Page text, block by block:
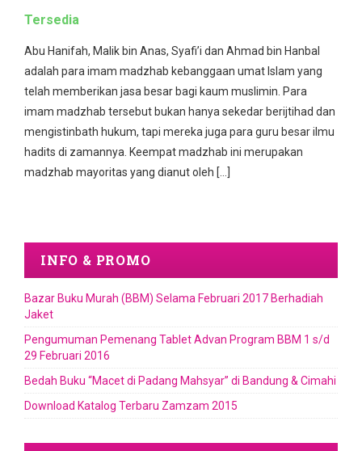
Tersedia
Abu Hanifah, Malik bin Anas, Syafi’i dan Ahmad bin Hanbal
adalah para imam madzhab kebanggaan umat Islam yang
telah memberikan jasa besar bagi kaum muslimin. Para
imam madzhab tersebut bukan hanya sekedar berijtihad dan
mengistinbath hukum, tapi mereka juga para guru besar ilmu
hadits di zamannya. Keempat madzhab ini merupakan
madzhab mayoritas yang dianut oleh […]
INFO & PROMO
Bazar Buku Murah (BBM) Selama Februari 2017 Berhadiah
Jaket
Pengumuman Pemenang Tablet Advan Program BBM 1 s/d
29 Februari 2016
Bedah Buku “Macet di Padang Mahsyar” di Bandung & Cimahi
Download Katalog Terbaru Zamzam 2015